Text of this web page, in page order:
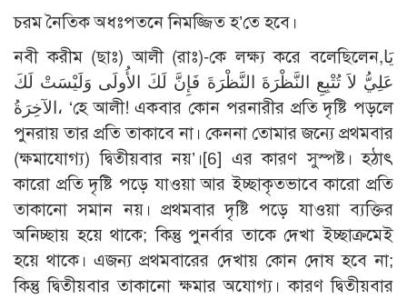
চরম নৈতিক অধঃপতনে নিমজ্জিত হ’তে হবে।
নবী করীম (ছাঃ) আলী (রাঃ)-কে লক্ষ্য করে বলেছিলেন,يَا
عَلِيُّ لاَ تُتْبِعِ النَّظْرَةَ النَّظْرَةَ فَإِنَّ لَكَ الأُولَى وَلَيْسَتْ لَكَ
الآخِرَةُ، ‘হে আলী! একবার কোন পরনারীর প্রতি দৃষ্টি পড়লে
পুনরায় তার প্রতি তাকাবে না। কেননা তোমার জন্যে প্রথমবার
(ক্ষমাযোগ্য) দ্বিতীয়বার নয়’।[6] এর কারণ সুস্পষ্ট। হঠাৎ
কারো প্রতি দৃষ্টি পড়ে যাওয়া আর ইচ্ছাকৃতভাবে কারো প্রতি
তাকানো সমান নয়। প্রথমবার দৃষ্টি পড়ে যাওয়া ব্যক্তির
অনিচ্ছায় হয়ে থাকে; কিন্তু পুনর্বার তাকে দেখা ইচ্ছাক্রমেই
হয়ে থাকে। এজন্য প্রথমবারের দেখায় কোন দোষ হবে না;
কিন্তু দ্বিতীয়বার তাকানো ক্ষমার অযোগ্য। কারণ দ্বিতীয়বার